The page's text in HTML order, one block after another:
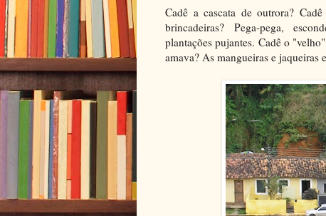
Cadê a cascata de outrora?
brincadeiras? Pega-pega,
plantações pujantes. Cadê o
amava? As mangueiras e jaqueiras